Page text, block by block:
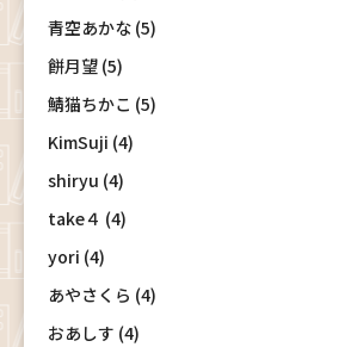
青空あかな (5)
餅月望 (5)
鯖猫ちかこ (5)
KimSuji (4)
shiryu (4)
take４ (4)
yori (4)
あやさくら (4)
おあしす (4)